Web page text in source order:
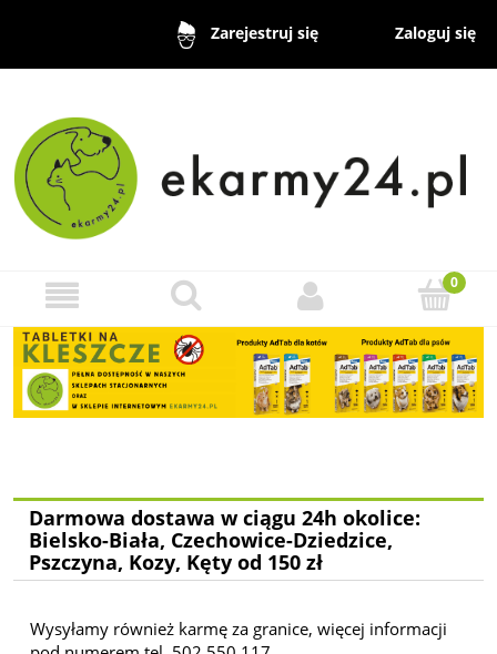
Zarejestruj się Zaloguj się
Darmowa dostawa w ciągu 24h okolice:
Bielsko-Biała, Czechowice-Dziedzice,
Pszczyna, Kozy, Kęty od 150 zł
Wysyłamy również karmę za granice, więcej informacji